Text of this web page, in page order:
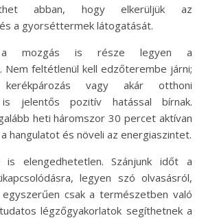
abban, hogy elkerüljük az
a gyorséttermek látogatását.
a mozgás is része legyen a
Nem feltétlenül kell edzőterembe járni;
vagy akár otthoni
is jelentős pozitív hatással bírnak.
heti háromszor 30 percet aktívan
hangulatot és növeli az energiaszintet.
is elengedhetetlen. Szánjunk időt a
legyen szó olvasásról,
csak a természetben való
légzőgyakorlatok segíthetnek a